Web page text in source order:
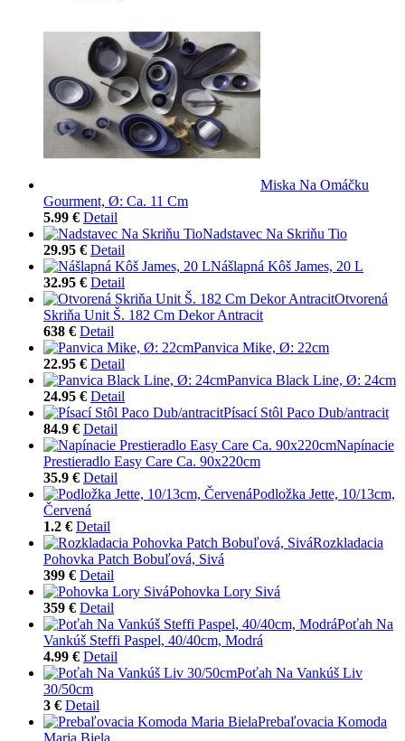
Miska Na Omáčku
Gourment, Ø: Ca. 11 Cm
5.99 € Detail
Nadstavec Na Skriňu Tio
29.95 € Detail
Nášlapná Kôš James, 20 L
32.95 € Detail
Otvorená
Skriňa Unit Š. 182 Cm Dekor Antracit
638 € Detail
Panvica Mike, Ø: 22cm
22.95 € Detail
Panvica Black Line, Ø: 24cm
24.95 € Detail
Písací Stôl Paco Dub/antracit
84.9 € Detail
Napínacie
Prestieradlo Easy Care Ca. 90x220cm
35.9 € Detail
Podložka Jette, 10/13cm,
Červená
1.2 € Detail
Rozkladacia
Pohovka Patch Bobuľová, Sivá
399 € Detail
Pohovka Lory Sivá
359 € Detail
Poťah Na
Vankúš Steffi Paspel, 40/40cm, Modrá
4.99 € Detail
Poťah Na Vankúš Liv
30/50cm
3 € Detail
Prebaľovacia Komoda
Maria Biela